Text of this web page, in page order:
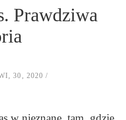
Prawdziwa
30, 2020